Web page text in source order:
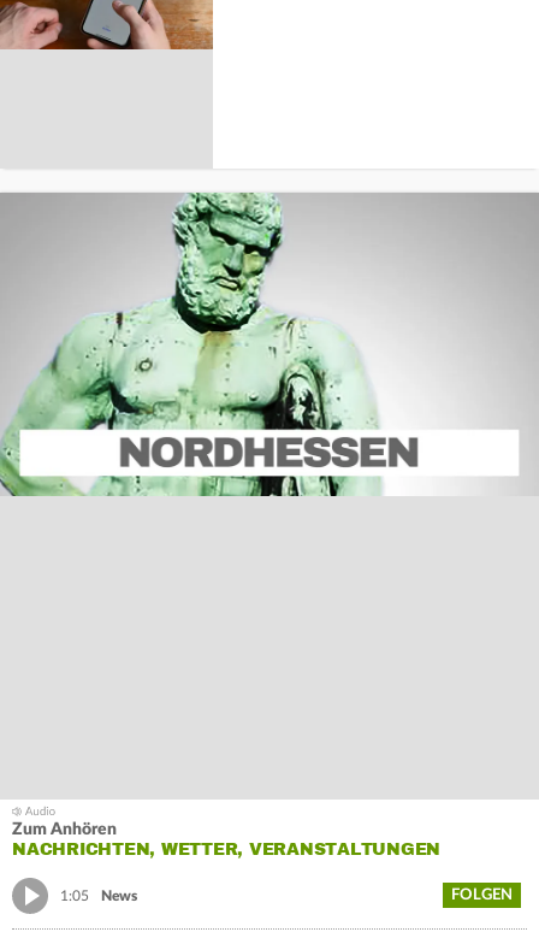
Zum Anhören
NACHRICHTEN, WETTER, VERANSTALTUNGEN
1:05 News FOLGEN